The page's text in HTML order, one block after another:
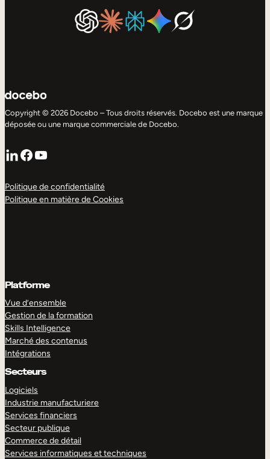
Copyright © 2026 Docebo – Tous droits réservés. Docebo est une marque
déposée ou une marque commerciale de Docebo.
LinkedIn
Facebook
YouTube
Politique de confidentialité
Politique en matière de Cookies
Platforme
Vue d’ensemble
Gestion de la formation
Skills Intelligence
Marché des contenus
Intégrations
Secteurs
Logiciels
Industrie manufacturiere
Services financiers
Secteur publique
Commerce de détail
Services informatiques et techniques